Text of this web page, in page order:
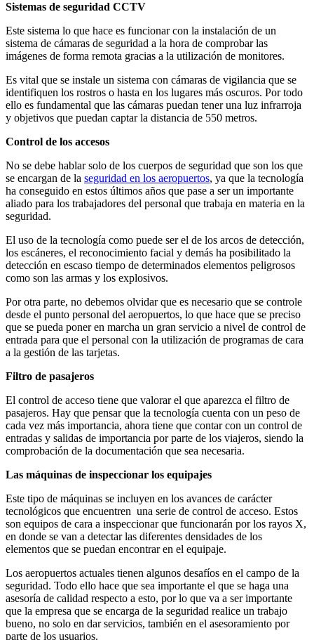
Sistemas de seguridad CCTV
Este sistema lo que hace es funcionar con la instalación de un
sistema de cámaras de seguridad a la hora de comprobar las
imágenes de forma remota gracias a la utilización de monitores.
Es vital que se instale un sistema con cámaras de vigilancia que se
identifiquen los rostros o hasta en los lugares más oscuros. Por todo
ello es fundamental que las cámaras puedan tener una luz infrarroja
y objetivos que puedan captar la distancia de 550 metros.
Control de los accesos
No se debe hablar solo de los cuerpos de seguridad que son los que
se encargan de la seguridad en los aeropuertos, ya que la tecnología
ha conseguido en estos últimos años que pase a ser un importante
aliado para los trabajadores del personal que trabaja en materia en la
seguridad.
El uso de la tecnología como puede ser el de los arcos de detección,
los escáneres, el reconocimiento facial y demás ha posibilitado la
detección en escaso tiempo de determinados elementos peligrosos
como son las armas y los explosivos.
Por otra parte, no debemos olvidar que es necesario que se controle
desde el punto personal del aeropuertos, lo que hace que se preciso
que se pueda poner en marcha un gran servicio a nivel de control de
entrada para que el personal con la utilización de programas de cara
a la gestión de las tarjetas.
Filtro de pasajeros
El control de acceso tiene que valorar el que aparezca el filtro de
pasajeros. Hay que pensar que la tecnología cuenta con un peso de
cada vez más importancia, ahora tiene que contar con un control de
entradas y salidas de importancia por parte de los viajeros, siendo la
comprobación de la documentación que sea necesaria.
Las máquinas de inspeccionar los equipajes
Este tipo de máquinas se incluyen en los avances de carácter
tecnológicos que encuentren una serie de control de acceso. Estos
son equipos de cara a inspeccionar que funcionarán por los rayos X,
en donde se van a detectar las diferentes densidades de los
elementos que se puedan encontrar en el equipaje.
Los aeropuertos actuales tienen algunos desafíos en el campo de la
seguridad. Todo ello hace que sea importante el que se haga una
asesoría de calidad respecto a esto, por lo que va a ser importante
que la empresa que se encarga de la seguridad realice un trabajo
bueno, no solo en dar servicios, también en el asesoramiento por
parte de los usuarios.